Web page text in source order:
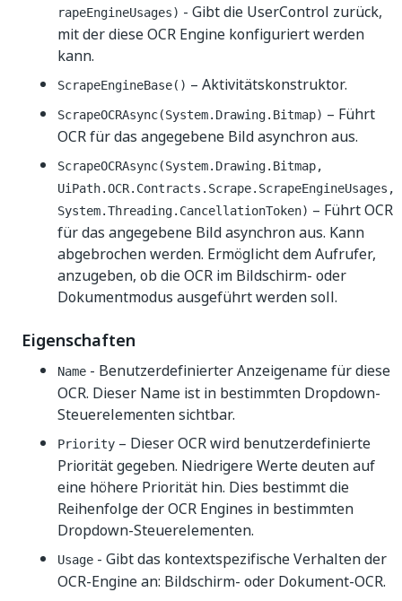
rapeEngineUsages) - Gibt die UserControl zurück,
mit der diese OCR Engine konfiguriert werden
kann.
ScrapeEngineBase() – Aktivitätskonstruktor.
ScrapeOCRAsync(System.Drawing.Bitmap) – Führt
OCR für das angegebene Bild asynchron aus.
ScrapeOCRAsync(System.Drawing.Bitmap,
UiPath.OCR.Contracts.Scrape.ScrapeEngineUsages,
System.Threading.CancellationToken) – Führt OCR
für das angegebene Bild asynchron aus. Kann
abgebrochen werden. Ermöglicht dem Aufrufer,
anzugeben, ob die OCR im Bildschirm- oder
Dokumentmodus ausgeführt werden soll.
Eigenschaften
Name - Benutzerdefinierter Anzeigename für diese
OCR. Dieser Name ist in bestimmten Dropdown-
Steuerelementen sichtbar.
Priority – Dieser OCR wird benutzerdefinierte
Priorität gegeben. Niedrigere Werte deuten auf
eine höhere Priorität hin. Dies bestimmt die
Reihenfolge der OCR Engines in bestimmten
Dropdown-Steuerelementen.
Usage - Gibt das kontextspezifische Verhalten der
OCR-Engine an: Bildschirm- oder Dokument-OCR.